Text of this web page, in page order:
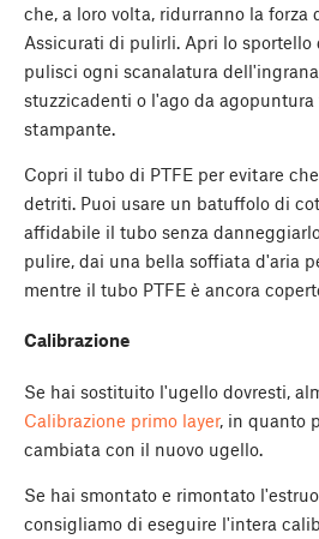
che, a loro volta, ridurranno la forza
Assicurati di pulirli. Apri lo
pulisci ogni scanalatura
stuzzicadenti o l'ago da
stampante.
Copri il tubo di PTFE per evitare
detriti. Puoi usare un batuffolo di
affidabile il tubo senza
pulire, dai una bella soffiata d'aria
mentre il tubo PTFE è ancora
Calibrazione
Se hai sostituito l'ugello dovresti,
Calibrazione primo layer, in quanto
cambiata con il nuovo ugello.
Se hai smontato e rimontato
consigliamo di eseguire l'intera